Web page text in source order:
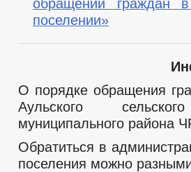
обращений граждан в
поселении»
О порядке обращения
Аульского
муниципального района
Обратиться в
поселения можно